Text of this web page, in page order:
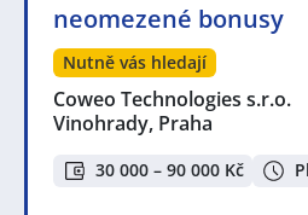
neomezené bonusy
Nutně vás hledají
Coweo Technologies s.r.o.
Vinohrady, Praha
30 000 – 90 000 Kč